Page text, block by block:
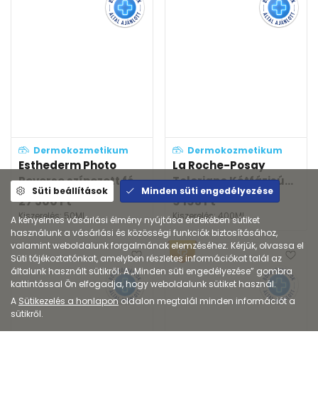
Dermokozmetikum
Esthederm Photo
Reverse színezett fé...
27 500Ft
Kiszerelés: 50ML
Dermokozmetikum
La Roche-Posay
Toleriane Kétfázisú...
9 193Ft
Kiszerelés: 400ML
Süti beállítások Minden süti engedélyezése
A kényelmes vásárlási élmény nyújtása érdekében sütiket
használunk a vásárlási és közösségi funkciók biztosításához,
valamint weboldalunk forgalmának elemzéséhez. Kérjük, olvassa el
Süti tájékoztatónkat, amelyben részletes információkat talál az
általunk használt sütikről. A „Minden süti engedélyezése” gombra
kattintással Ön elfogadja, hogy weboldalunk sütiket használ.
A Sütikezelés a honlapon oldalon megtalál minden információt a
sütikről.